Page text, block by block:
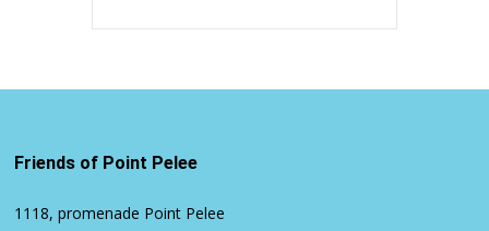
Friends of Point Pelee
1118, promenade Point Pelee